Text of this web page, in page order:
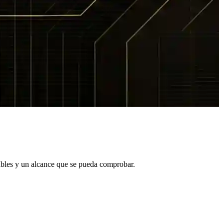
y un alcance que se pueda comprobar.